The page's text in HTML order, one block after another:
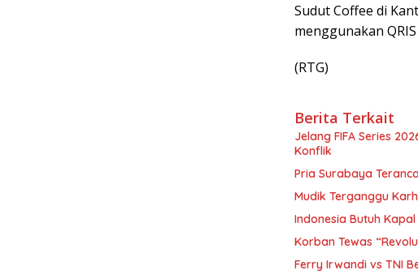
Sudut Coffee di
menggunakan
(RTG)
Berita Terkait
Jelang FIFA Series
Konflik
Pria Surabaya
Mudik Terganggu
Indonesia Butuh
Korban Tewas
Ferry Irwandi vs TNI